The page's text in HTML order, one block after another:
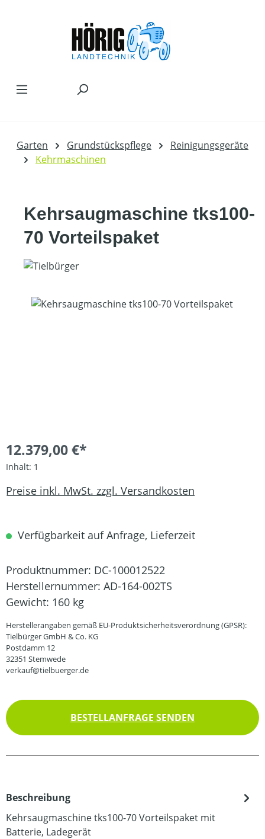
Garten Grundstückspflege
Reinigungsgeräte
Kehrmaschinen
Kehrsaugmaschine tks100-
70 Vorteilspaket
Bildergalerie überspringen
12.379,00 €*
Inhalt: 1
Preise inkl. MwSt. zzgl. Versandkosten
Verfügbarkeit auf Anfrage, Lieferzeit
Produktnummer: DC-100012522
Herstellernummer: AD-164-002TS
Gewicht: 160 kg
Herstellerangaben gemäß EU-Produktsicherheitsverordnung (GPSR):
Tielbürger GmbH & Co. KG
Postdamm 12
32351 Stemwede
verkauf@tielbuerger.de
BESTELLANFRAGE SENDEN
Beschreibung
Kehrsaugmaschine tks100-70 Vorteilspaket mit
Batterie, Ladegerät